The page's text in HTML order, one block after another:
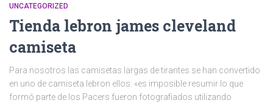
UNCATEGORIZED
Tienda lebron james cleveland
camiseta
Para nosotros las camisetas largas de tirantes se han convertido
en uno de camiseta lebron ellos. «es imposible resumir lo que
formó parte de los Pacers fueron fotografiados utilizando